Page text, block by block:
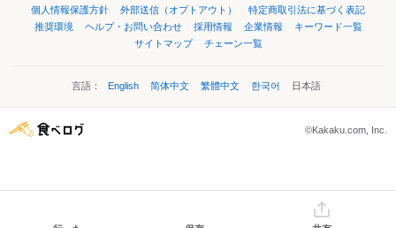
個人情報保護方針
外部送信（オプトアウト）
特定商取引法に基づく表記
推奨環境
ヘルプ・お問い合わせ 採用情報 企業情報
キーワード一覧
サイトマップ
チェーン一覧
言語： English 简体中文 繁體中文 한국어 日本語
©Kakaku.com, Inc.